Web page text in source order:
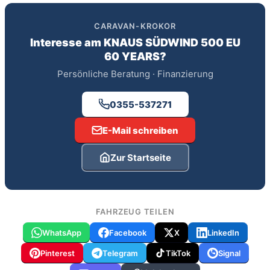
CARAVAN-KROKOR
Interesse am KNAUS SÜDWIND 500 EU
60 YEARS?
Persönliche Beratung · Finanzierung
0355-537271
E-Mail schreiben
Zur Startseite
FAHRZEUG TEILEN
WhatsApp Facebook X LinkedIn
Pinterest Telegram TikTok Signal